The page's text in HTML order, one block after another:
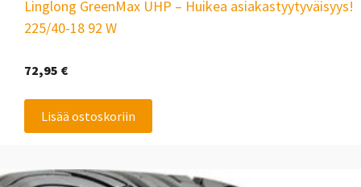
Linglong GreenMax UHP – Huikea asiakastyytyväisyys!
225/40-18 92 W
72,95 €
Lisää ostoskoriin